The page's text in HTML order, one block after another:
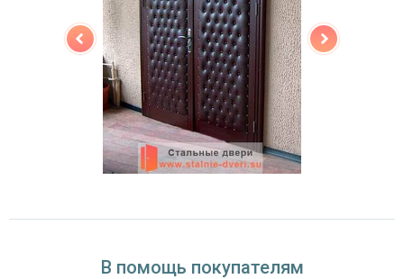
В помощь покупателям